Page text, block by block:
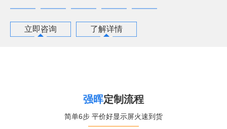
立即咨询 了解详情
强晖定制流程
简单6步 平价好显示屏火速到货